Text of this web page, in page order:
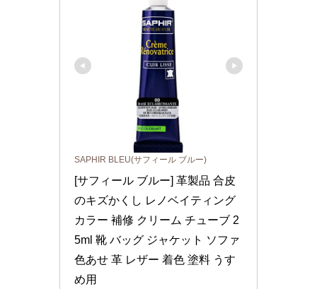
SAPHIR BLEU(サフィール ブルー)
[サフィール ブルー] 革製品 合皮
のキズかくし レノベイティング
カラー 補修 クリーム チューブ 2
5ml 靴 バッグ ジャケット ソファ
色あせ 革 レザー 着色 塗料 うす
め用